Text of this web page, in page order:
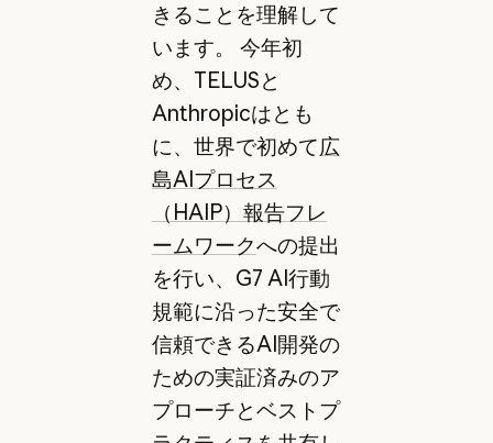
きることを理解して
います。 今年初
め、TELUSと
Anthropicはとも
に、世界で初めて広
島AIプロセス
（HAIP）報告フレ
ームワークへの提出
を行い、G7 AI行動
規範に沿った安全で
信頼できるAI開発の
ための実証済みのア
プローチとベストプ